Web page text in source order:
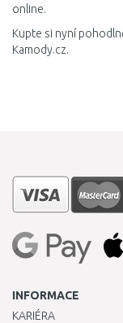
online.
Kupte si nyní
Kamody.cz.
INFORMACE
KARIÉRA